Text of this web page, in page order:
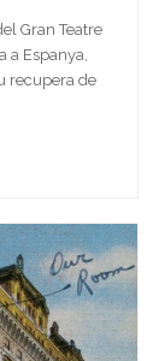
Gran Teatre
a Espanya,
recupera de